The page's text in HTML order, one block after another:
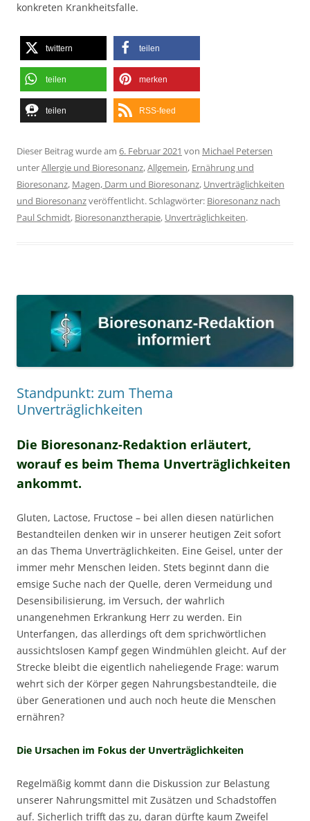
konkreten Krankheitsfalle.
twittern teilen
teilen merken
teilen RSS-feed
Dieser Beitrag wurde am 6. Februar 2021 von Michael Petersen
unterAllergie und Bioresonanz,Allgemein, Ernährung und
Bioresonanz, Magen, Darm und Bioresonanz, Unverträglichkeiten
und Bioresonanzveröffentlicht. Schlagwörter: Bioresonanz nach
Paul Schmidt, Bioresonanztherapie, Unverträglichkeiten.
Standpunkt: zum Thema
Unverträglichkeiten
Die Bioresonanz-Redaktion erläutert,
worauf es beim Thema Unverträglichkeiten
ankommt.
Gluten, Lactose, Fructose – bei allen diesen natürlichen
Bestandteilen denken wir in unserer heutigen Zeit sofort
an das Thema Unverträglichkeiten. Eine Geisel, unter der
immer mehr Menschen leiden. Stets beginnt dann die
emsige Suche nach der Quelle, deren Vermeidung und
Desensibilisierung, im Versuch, der wahrlich
unangenehmen Erkrankung Herr zu werden. Ein
Unterfangen, das allerdings oft dem sprichwörtlichen
aussichtslosen Kampf gegen Windmühlen gleicht. Auf der
Strecke bleibt die eigentlich naheliegende Frage: warum
wehrt sich der Körper gegen Nahrungsbestandteile, die
über Generationen und auch noch heute die Menschen
ernähren?
Die Ursachen im Fokus der Unverträglichkeiten
Regelmäßig kommt dann die Diskussion zur Belastung
unserer Nahrungsmittel mit Zusätzen und Schadstoffen
auf. Sicherlich trifft das zu, daran dürfte kaum Zweifel